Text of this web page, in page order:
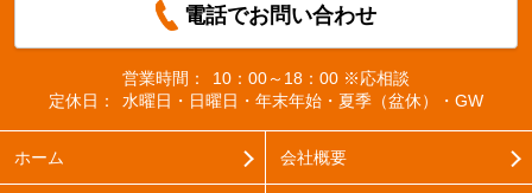
電話でお問い合わせ
営業時間：
10：00～18：00 ※応相談
定休日：
水曜日・日曜日・年末年始・夏季（盆休）・GW
ホーム 会社概要